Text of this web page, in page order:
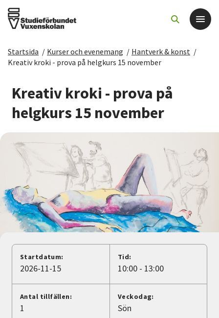
Det här gör vi
För dig som
Sök kurser och evenemang
Om SV
Starta studiecirkel
Cirkelledare
Nyheter
Avdelningar
Lyssna
Startsida / Kurser och evenemang / Hantverk & konst /
Kreativ kroki - prova på helgkurs 15 november
Kreativ kroki - prova på
helgkurs 15 november
Startdatum:
2026-11-15
Tid:
10:00 - 13:00
Antal tillfällen:
1
Veckodag:
Sön